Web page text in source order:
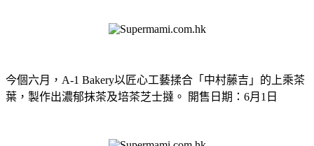
今個六月，A-1 Bakery以匠心工藝揉合「中村藤吉」的上乘茶
葉，製作出濃郁抹茶及培茶芝士撻。 開售日期：6月1日